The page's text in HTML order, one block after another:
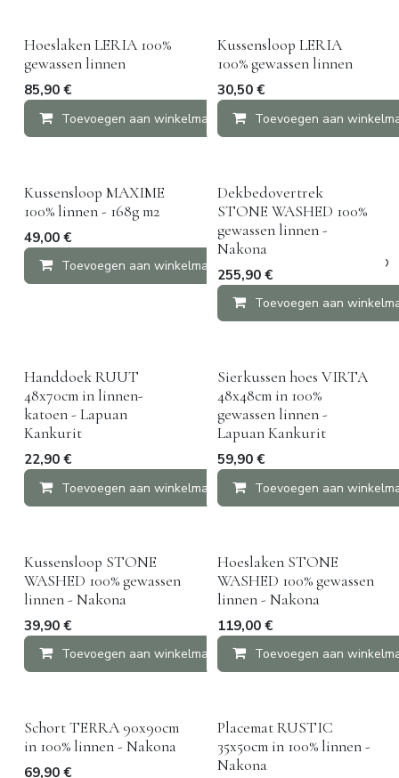
Hoeslaken LERIA 100%
gewassen linnen
85,90 €
Toevoegen aan winkelmandje Vergelijken
Kussensloop LERIA
100% gewassen linnen
30,50€
Toevoegen aan
Kussensloop MAXIME
100% linnen - 168g m2
49,00 €
Toevoegen aan winkelmandje
Dekbedovertrek
STONE WASHED 100%
gewassen linnen -
Nakona
255,90€
Toevoegen aan
Handdoek RUUT
48x70cm in linnen-
katoen - Lapuan
Kankurit
22,90 €
Toevoegen aan winkelmandje Vergelijken
Sierkussen hoes VIRTA
48x48cm in 100%
gewassen linnen -
Lapuan Kankurit
59,90€
Toevoegen aan
Kussensloop STONE
WASHED 100% gewassen
linnen - Nakona
39,90 €
Toevoegen aan winkelmandje Vergelijken
Hoeslaken STONE
WASHED 100% gewassen
linnen - Nakona
119,00€
Toevoegen aan
Schort TERRA 90x90cm
in 100% linnen - Nakona
69,90 €
Placemat RUSTIC
35x50cm in 100% linnen -
Nakona